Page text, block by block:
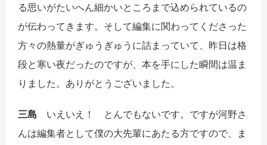
る思いがたいへん細かいところまで込められているの
が伝わってきます。そして編集に関わってくださった
方々の熱量がぎゅうぎゅうに詰まっていて、昨日は格
段と寒い夜だったのですが、本を手にした瞬間は温ま
りました。ありがとうございました。
三島 いえいえ！ とんでもないです。ですが河野さ
んは編集者として僕の大先輩にあたる方ですので、ま